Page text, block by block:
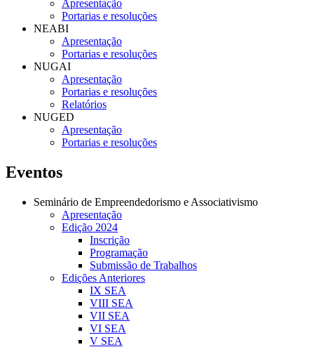
Apresentação
Portarias e resoluções
NEABI
Apresentação
Portarias e resoluções
NUGAI
Apresentação
Portarias e resoluções
Relatórios
NUGED
Apresentação
Portarias e resoluções
Eventos
Seminário de Empreendedorismo e Associativismo
Apresentação
Edição 2024
Inscrição
Programação
Submissão de Trabalhos
Edições Anteriores
IX SEA
VIII SEA
VII SEA
VI SEA
V SEA